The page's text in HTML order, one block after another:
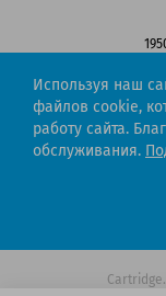
Склад
Используя наш
файлов cookie,
работу сайта.
обслуживания.